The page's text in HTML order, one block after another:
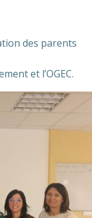
des parents
et l’OGEC.